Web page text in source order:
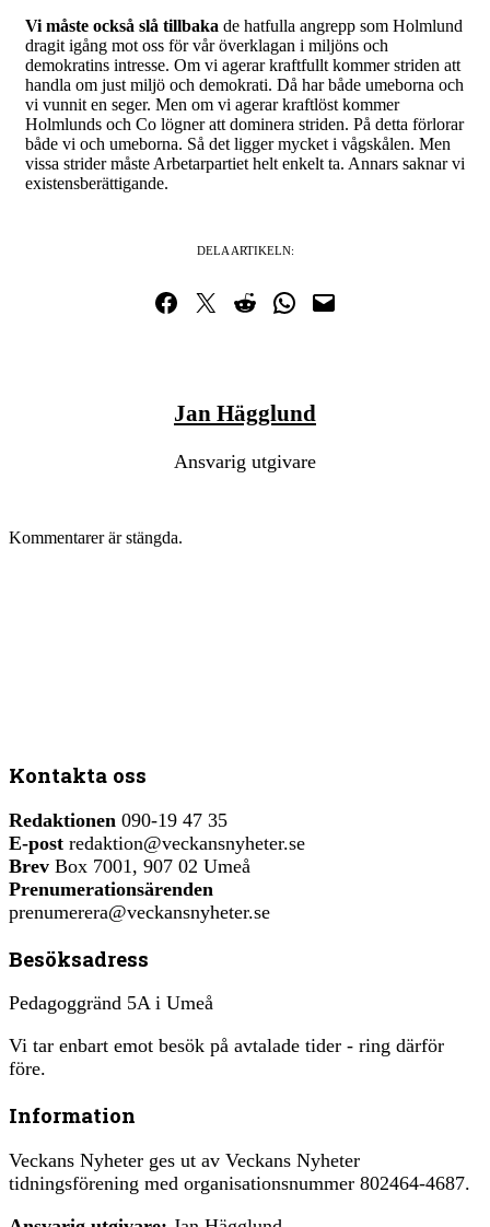
Vi måste också slå tillbaka de hatfulla angrepp som Holmlund
dragit igång mot oss för vår överklagan i miljöns och
demokratins intresse. Om vi agerar kraftfullt kommer striden att
handla om just miljö och demokrati. Då har både umeborna och
vi vunnit en seger. Men om vi agerar kraftlöst kommer
Holmlunds och Co lögner att dominera striden. På detta förlorar
både vi och umeborna. Så det ligger mycket i vågskålen. Men
vissa strider måste Arbetarpartiet helt enkelt ta. Annars saknar vi
existensberättigande.
DELA ARTIKELN:
Dela på Facebook
Dela på TwitterDela på RedditDela i WhatsApp
Maila en länk
Jan Hägglund
Ansvarig utgivare
Kommentarer är stängda.
Kontakta oss
Redaktionen 090-19 47 35
E-post redaktion@veckansnyheter.se
Brev Box 7001, 907 02 Umeå
Prenumerationsärenden
prenumerera@veckansnyheter.se
Besöksadress
Pedagoggränd 5A i Umeå
Vi tar enbart emot besök på avtalade tider - ring därför
före.
Information
Veckans Nyheter ges ut av Veckans Nyheter
tidningsförening med organisationsnummer 802464-4687.